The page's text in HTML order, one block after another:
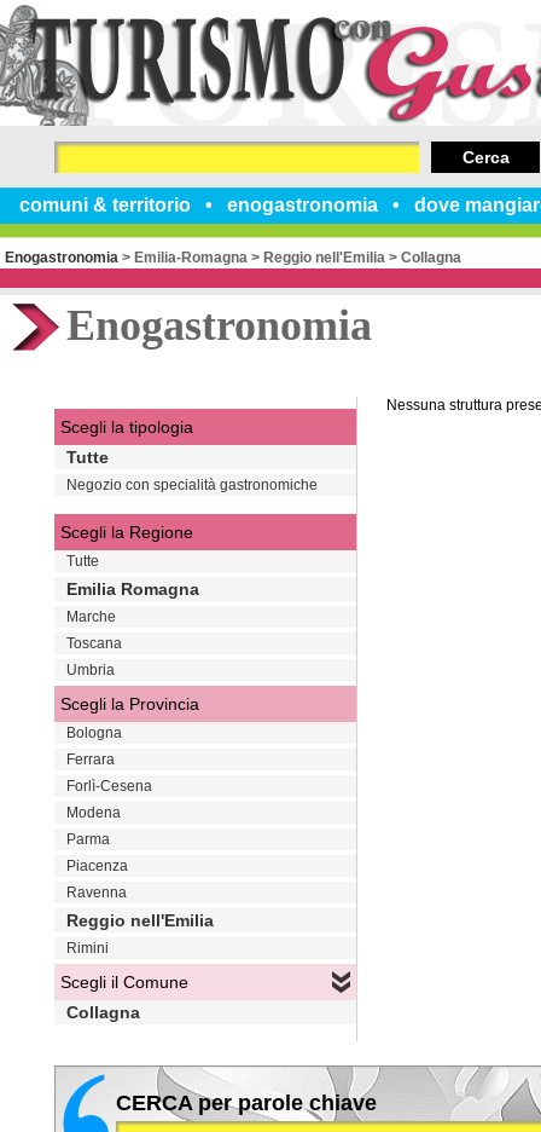
comuni & territorio enogastronomia dove
Cerca
Enogastronomia > Emilia-Romagna > Reggio nell'Emilia > Collagna
Enogastronomia
Nessuna struttura
Scegli la tipologia
Tutte
Negozio con specialità gastronomiche
Scegli la Regione
Tutte
Emilia Romagna
Marche
Toscana
Umbria
Scegli la Provincia
Bologna
Ferrara
Forlì-Cesena
Modena
Parma
Piacenza
Ravenna
Reggio nell'Emilia
Rimini
Scegli il Comune
Collagna
CERCA per parole chiave